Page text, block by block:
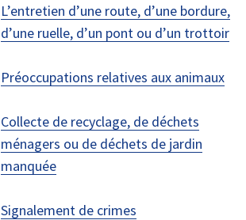
L’entretien d’une route, d’une bordure,
d’une ruelle, d’un pont ou d’un trottoir
Préoccupations relatives aux animaux
Collecte de recyclage, de déchets
ménagers ou de déchets de jardin
manquée
Signalement de crimes